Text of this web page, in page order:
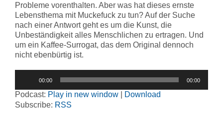
Probleme vorenthalten. Aber was hat dieses ernste
Lebensthema mit Muckefuck zu tun? Auf der Suche
nach einer Antwort geht es um die Kunst, die
Unbeständigkeit alles Menschlichen zu ertragen. Und
um ein Kaffee-Surrogat, das dem Original dennoch
nicht ebenbürtig ist.
00:00 00:00
Podcast: Play in new window
Download
Subscribe: RSS